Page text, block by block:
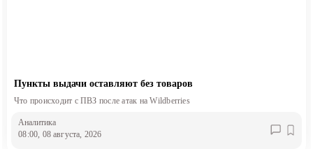
Пункты выдачи оставляют без товаров
Что происходит с ПВЗ после атак на Wildberries
Аналитика
08:00, 08 августа, 2026